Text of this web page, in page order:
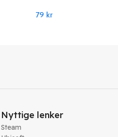
Steam
79 kr
Nyttige lenker
Steam